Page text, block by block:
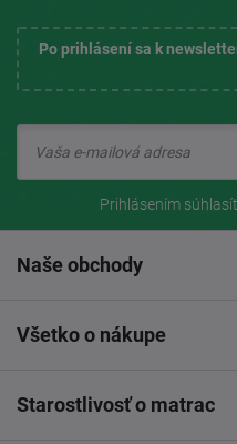
Po prihlásení sa k
Prihlásením
Naše obchody
Všetko o nákupe
Starostlivosť o matrac